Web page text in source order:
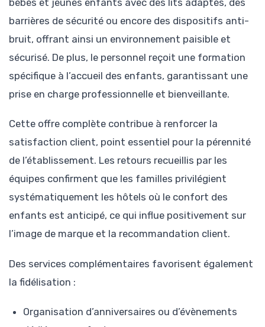
bébés et jeunes enfants avec des lits adaptés, des
barrières de sécurité ou encore des dispositifs anti-
bruit, offrant ainsi un environnement paisible et
sécurisé. De plus, le personnel reçoit une formation
spécifique à l’accueil des enfants, garantissant une
prise en charge professionnelle et bienveillante.
Cette offre complète contribue à renforcer la
satisfaction client, point essentiel pour la pérennité
de l’établissement. Les retours recueillis par les
équipes confirment que les familles privilégient
systématiquement les hôtels où le confort des
enfants est anticipé, ce qui influe positivement sur
l’image de marque et la recommandation client.
Des services complémentaires favorisent également
la fidélisation :
Organisation d’anniversaires ou d’évènements